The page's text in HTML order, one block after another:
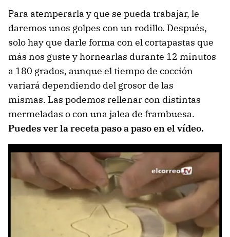
Para atemperarla y que se pueda trabajar, le
daremos unos golpes con un rodillo. Después,
solo hay que darle forma con el cortapastas que
más nos guste y hornearlas durante 12 minutos
a 180 grados, aunque el tiempo de cocción
variará dependiendo del grosor de las
mismas. Las podemos rellenar con distintas
mermeladas o con una jalea de frambuesa.
Puedes ver la receta paso a paso en el vídeo.